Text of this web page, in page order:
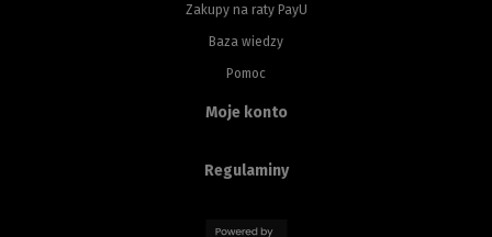
Zakupy na raty PayU
Baza wiedzy
Pomoc
Moje konto
Regulaminy